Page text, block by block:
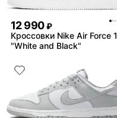
12 990 ₽
Кроссовки Nike Air Force 1
"White and Black"